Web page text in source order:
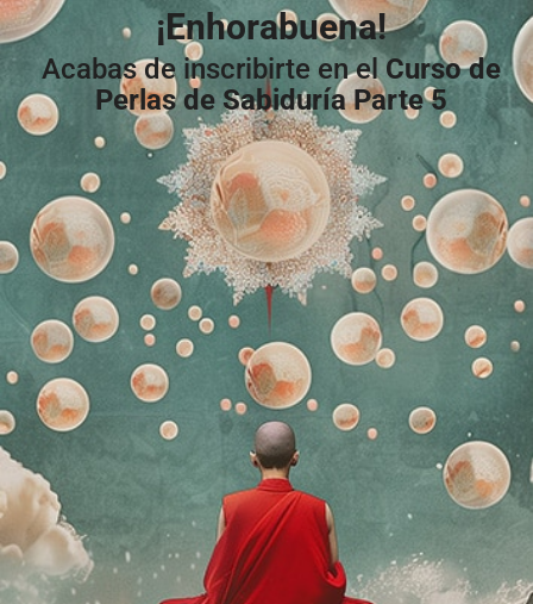
¡Enhorabuena!
Acabas de inscribirte en elCurso de
Perlas de Sabiduría Parte 5